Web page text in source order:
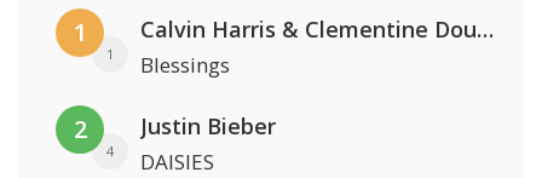
1
1
Calvin Harris & Clementine Douglas
Blessings
2
4
Justin Bieber
DAISIES